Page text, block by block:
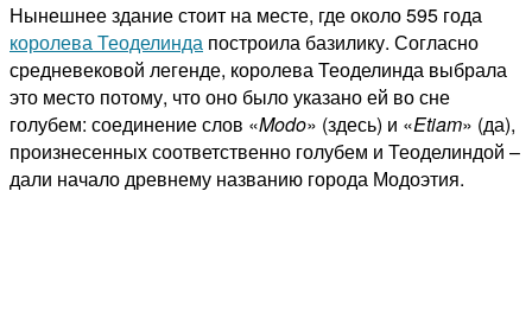
Нынешнее здание стоит на месте, где около 595 года
королева Теоделинда построила базилику. Согласно
средневековой легенде, королева Теоделинда выбрала
это место потому, что оно было указано ей во сне
голубем: соединение слов «Modo» (здесь) и «Etiam» (да),
произнесенных соответственно голубем и Теоделиндой –
дали начало древнему названию города Модоэтия.